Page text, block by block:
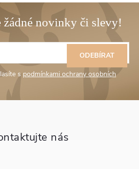
s podmínkami ochrany osobních
ODEBÍRAT